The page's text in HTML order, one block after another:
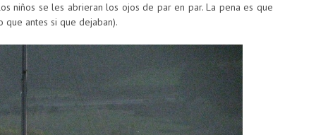
niños se les abrieran los ojos de par en par. La pena es que
antes si que dejaban).